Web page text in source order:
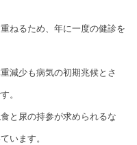
ねるため、年に一度の健診を
減少も病気の初期兆候とさ
。
と尿の持参が求められるな
います。